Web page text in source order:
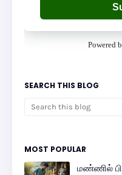
Powered
SEARCH THIS BLOG
MOST POPULAR
மண்ணில்